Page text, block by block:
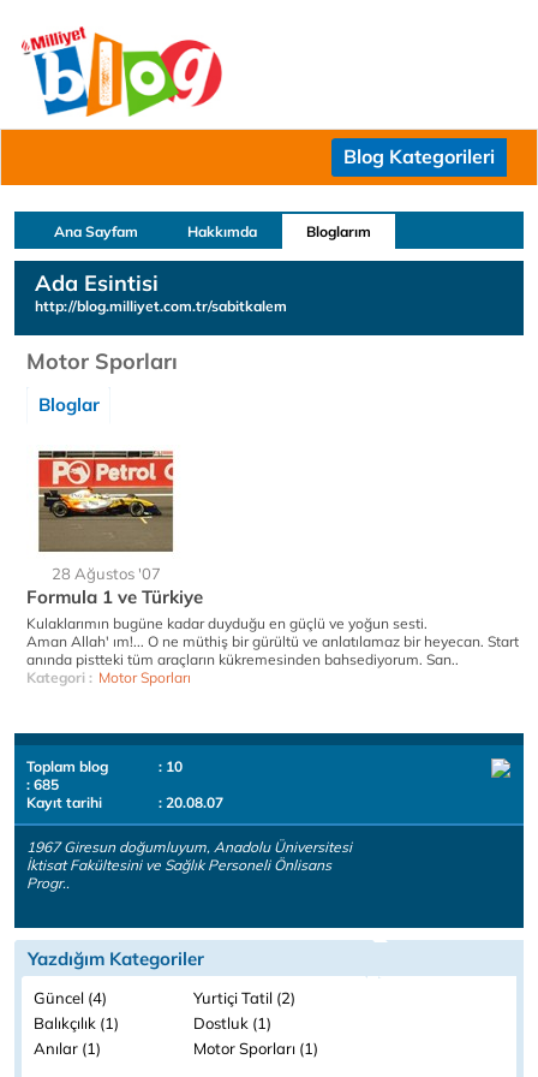
Blog Kategorileri
Ana Sayfam Hakkımda Bloglarım
Ada Esintisi
http://blog.milliyet.com.tr/sabitkalem
Motor Sporları
Bloglar
28 Ağustos '07
Formula 1 ve Türkiye
Kulaklarımın bugüne kadar duyduğu en güçlü ve yoğun sesti.
Aman Allah' ım!... O ne müthiş bir gürültü ve anlatılamaz bir heyecan. Start
anında pistteki tüm araçların kükremesinden bahsediyorum. San..
Kategori : Motor Sporları
Toplam blog
: 10
: 685
Kayıt tarihi
: 20.08.07
1967 Giresun doğumluyum, Anadolu Üniversitesi
İktisat Fakültesini ve Sağlık Personeli Önlisans
Progr..
Yazdığım Kategoriler
Güncel (4)
Yurtiçi Tatil (2)
Balıkçılık (1)
Dostluk (1)
Anılar (1)
Motor Sporları (1)